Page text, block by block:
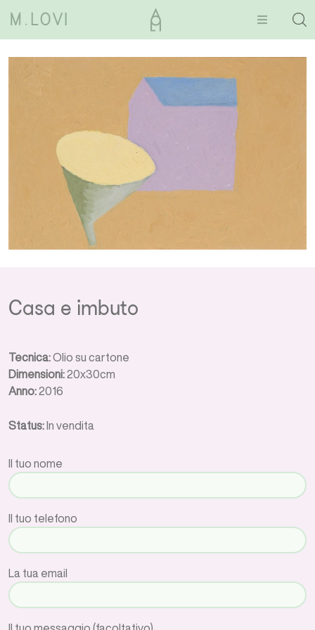
Casa e imbuto
Tecnica:Olio su cartone
Dimensioni:20x30cm
Anno:2016
Status: In vendita
Il tuo nome
Il tuo telefono
La tua email